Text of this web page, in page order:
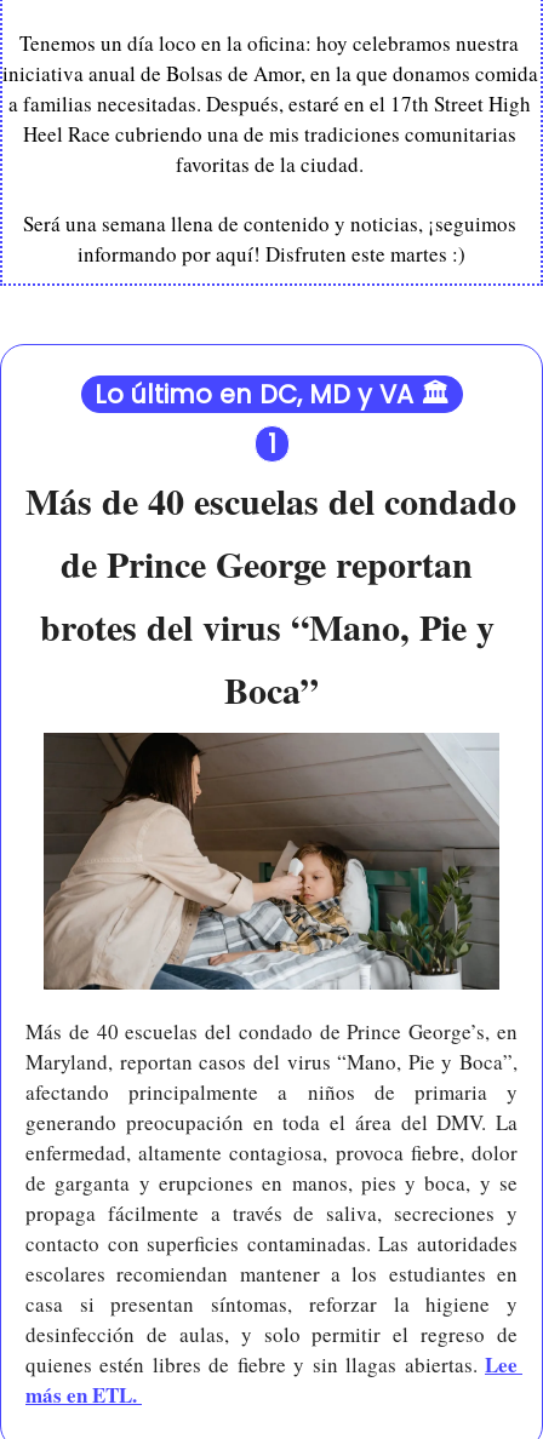
Tenemos un día loco en la oficina: hoy celebramos nuestra
iniciativa anual de Bolsas de Amor, en la que donamos comida
a familias necesitadas. Después, estaré en el 17th Street High
Heel Race cubriendo una de mis tradiciones comunitarias
favoritas de la ciudad.
Será una semana llena de contenido y noticias, ¡seguimos
informando por aquí! Disfruten este martes :)
Lo último en DC, MD y VA 🏛️
1
Más de 40 escuelas del condado
de Prince George reportan
brotes del virus “Mano, Pie y
Boca”
Más de 40 escuelas del condado de Prince George’s, en
Maryland, reportan casos del virus “Mano, Pie y Boca”,
afectando principalmente a niños de primaria y
generando preocupación en toda el área del DMV. La
enfermedad, altamente contagiosa, provoca fiebre, dolor
de garganta y erupciones en manos, pies y boca, y se
propaga fácilmente a través de saliva, secreciones y
contacto con superficies contaminadas. Las autoridades
escolares recomiendan mantener a los estudiantes en
casa si presentan síntomas, reforzar la higiene y
desinfección de aulas, y solo permitir el regreso de
quienes estén libres de fiebre y sin llagas abiertas. Lee
más en ETL.